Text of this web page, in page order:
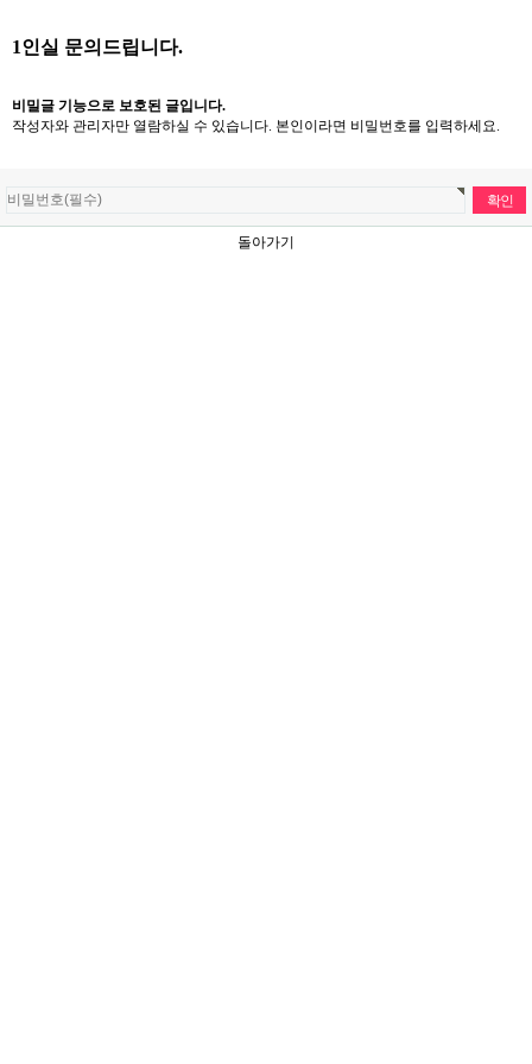
1인실 문의드립니다.
비밀글 기능으로 보호된 글입니다.
작성자와 관리자만 열람하실 수 있습니다. 본인이라면 비밀번호를 입력하세요.
돌아가기